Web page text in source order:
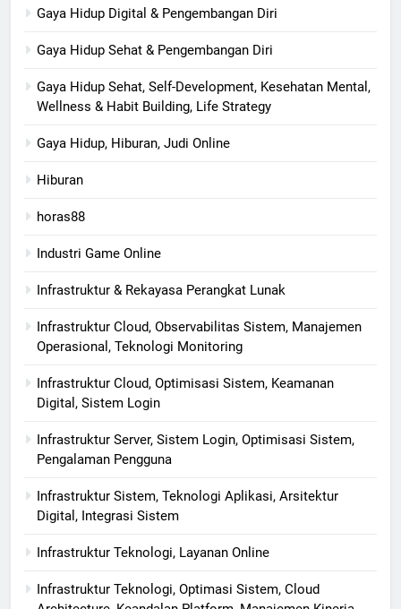
Gaya Hidup Digital & Pengembangan Diri
Gaya Hidup Sehat & Pengembangan Diri
Gaya Hidup Sehat, Self-Development, Kesehatan Mental,
Wellness & Habit Building, Life Strategy
Gaya Hidup, Hiburan, Judi Online
Hiburan
horas88
Industri Game Online
Infrastruktur & Rekayasa Perangkat Lunak
Infrastruktur Cloud, Observabilitas Sistem, Manajemen
Operasional, Teknologi Monitoring
Infrastruktur Cloud, Optimisasi Sistem, Keamanan
Digital, Sistem Login
Infrastruktur Server, Sistem Login, Optimisasi Sistem,
Pengalaman Pengguna
Infrastruktur Sistem, Teknologi Aplikasi, Arsitektur
Digital, Integrasi Sistem
Infrastruktur Teknologi, Layanan Online
Infrastruktur Teknologi, Optimasi Sistem, Cloud